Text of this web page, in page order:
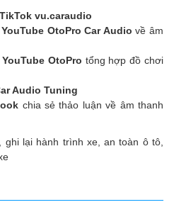
TikTok vu.caraudio
YouTube OtoPro Car Audio về âm
YouTube OtoPro tổng hợp đồ chơi
Audio Tuning
chia sẻ thảo luận về âm thanh
ghi lại hành trình xe,an toàn ô tô